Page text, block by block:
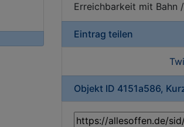
Erreichbarkeit mit Bahn
Eintrag teilen
Objekt ID 4151a586,